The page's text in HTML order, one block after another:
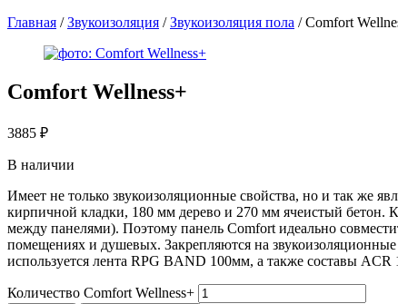
Главная /Звукоизоляция /Звукоизоляция пола / Comfort
Comfort Wellness+
3885 ₽
В наличии
Имеет не только звукоизоляционные свойства, но и так же
кирпичной кладки, 180 мм дерево и 270 мм ячеистый бетон.
между панелями). Поэтому панель Comfort идеально
помещениях и душевых. Закрепляются на
используется лента RPG BAND 100мм, а также составы ACR
Количество Comfort Wellness+